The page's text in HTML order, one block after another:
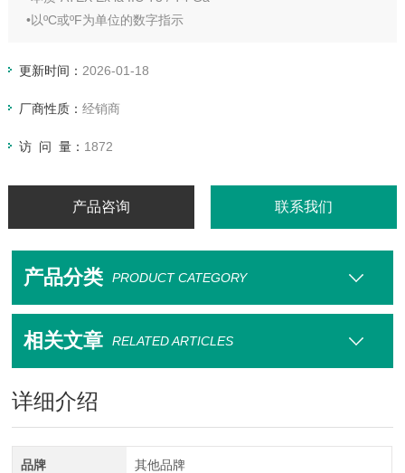
•以ºC或ºF为单位的数字指示
•精度±2ºC露点
•由标准“ C"型电池操作的电池
Alpha Moisture Systems制造。
更新时间： 2026-01-18
厂商性质： 经销商
访 问 量： 1872
产品咨询 联系我们
产品分类 PRODUCT CATEGORY
相关文章 RELATED ARTICLES
详细介绍
品牌 其他品牌